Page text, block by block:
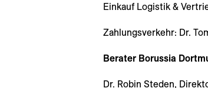
Einkauf Logistik &
Zahlungsverkehr: Dr.
Berater Borussia
Dr. Robin Steden,